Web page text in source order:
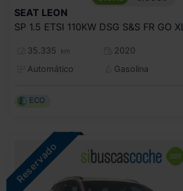
SEAT LEON
SP 1.5 ETSI 110KW DSG S&S FR GO XL
35.335 km
2020
Automático
Gasolina
ECO